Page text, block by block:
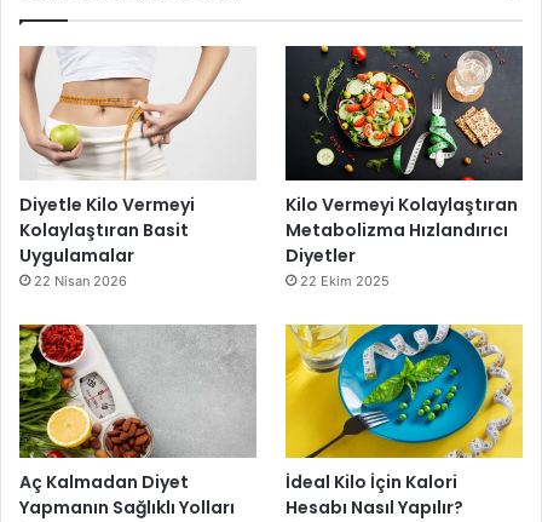
Diyetle Kilo Vermeyi
Kolaylaştıran Basit
Uygulamalar
22 Nisan 2026
Kilo Vermeyi Kolaylaştıran
Metabolizma Hızlandırıcı
Diyetler
22 Ekim 2025
Aç Kalmadan Diyet
Yapmanın Sağlıklı Yolları
İdeal Kilo İçin Kalori
Hesabı Nasıl Yapılır?